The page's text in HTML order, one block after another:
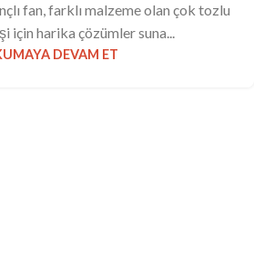
fan, farklı malzeme olan çok tozlu
için harika çözümler suna...
DEVAM ET